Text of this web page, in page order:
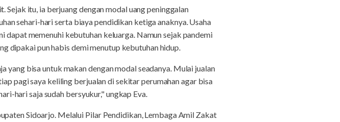
itu, ia berjuang dengan modal uang peninggalan
sehari-hari serta biaya pendidikan ketiga anaknya. Usaha
dapat memenuhi kebutuhan keluarga. Namun sejak pandemi
dipakai pun habis demi menutup kebutuhan hidup.
yang bisa untuk makan dengan modal seadanya. Mulai jualan
pagi saya keliling berjualan di sekitar perumahan agar bisa
hari saja sudah bersyukur," ungkap Eva.
Sidoarjo. Melalui Pilar Pendidikan, Lembaga Amil Zakat